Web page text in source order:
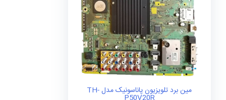
مین برد تلویزیون پاناسونیک مدل TH-